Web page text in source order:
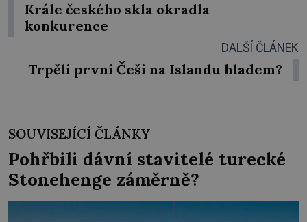
Krále českého skla okradla
konkurence
DALŠÍ ČLÁNEK
Trpěli první Češi na Islandu hladem?
SOUVISEJÍCÍ ČLÁNKY
Pohřbili dávní stavitelé turecké
Stonehenge záměrně?